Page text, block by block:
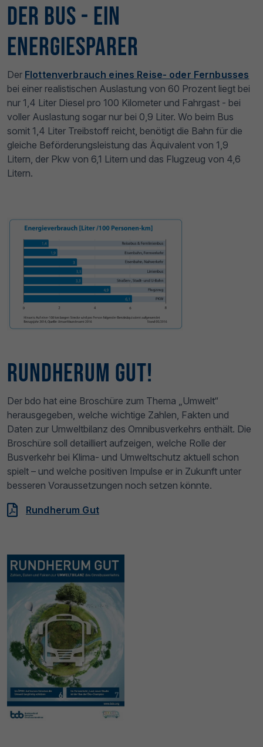
Der Bus - ein
Energiesparer
Der Flottenverbrauch eines Reise- oder Fernbusses
bei einer realistischen Auslastung von 60 Prozent liegt bei
nur 1,4 Liter Diesel pro 100 Kilometer und Fahrgast - bei
voller Auslastung sogar nur bei 0,9 Liter. Wo beim Bus
somit 1,4 Liter Treibstoff reicht, benötigt die Bahn für die
gleiche Beförderungsleistung das Äquivalent von 1,9
Litern, der Pkw von 6,1 Litern und das Flugzeug von 4,6
Litern.
Rundherum Gut!
Der bdo hat eine Broschüre zum Thema „Umwelt“
herausgegeben, welche wichtige Zahlen, Fakten und
Daten zur Umweltbilanz des Omnibusverkehrs enthält. Die
Broschüre soll detailliert aufzeigen, welche Rolle der
Busverkehr bei Klima- und Umweltschutz aktuell schon
spielt – und welche positiven Impulse er in Zukunft unter
besseren Voraussetzungen noch setzen könnte.
Rundherum Gut